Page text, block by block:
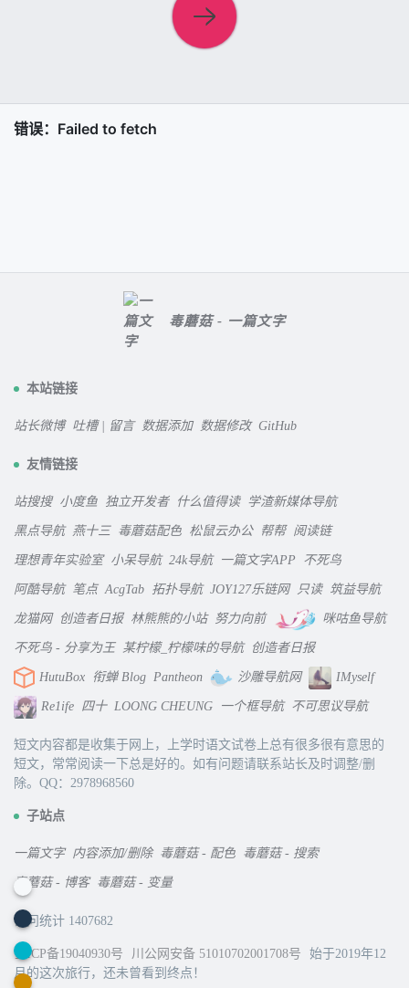
毒蘑菇 - 一篇文字
本站链接
站长微博 吐槽 | 留言 数据添加 数据修改 GitHub
友情链接
站搜搜 小度鱼 独立开发者 什么值得读 学渣新媒体导航
黑点导航 燕十三 毒蘑菇配色 松鼠云办公 帮帮 阅读链
理想青年实验室 小呆导航 24k导航 一篇文字APP 不死鸟
阿酷导航 笔点 AcgTab 拓扑导航 JOY127乐链网 只读 筑益导航
龙猫网 创造者日报 林熊熊的小站 努力向前 咪咕鱼导航
不死鸟 - 分享为王 某柠檬_柠檬味的导航 创造者日报
HutuBox 衔蝉 Blog Pantheon 沙雕导航网 IMyself
Re1ife 四十 LOONG CHEUNG 一个框导航 不可思议导航
短文内容都是收集于网上，上学时语文试卷上总有很多很有意思的
短文，常常阅读一下总是好的。如有问题请联系站长及时调整/删
除。QQ：2978968560
子站点
一篇文字 内容添加/删除 毒蘑菇 - 配色 毒蘑菇 - 搜索
毒蘑菇 - 博客 毒蘑菇 - 变量
访问统计 1407682
蜀ICP备19040930号 川公网安备 51010702001708号
始于2019年12
月的这次旅行，还未曾看到终点！